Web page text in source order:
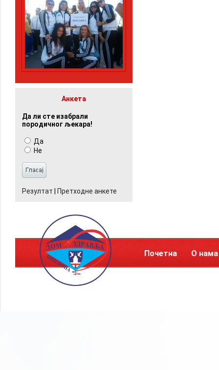
Анкета
Да ли сте изабрали
породичног љекара!
Да
Не
Резултат Претходне анкете
Почетна О нама